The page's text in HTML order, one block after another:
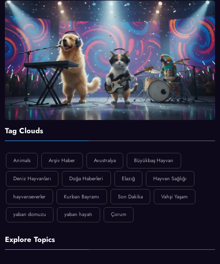
Tag Clouds
Animals Arşiv Haber Avustralya Büyükbaş Hayvan
Deniz Hayvanları Doğa Haberleri Elazığ Hayvan Sağlığı
hayvanseverler Kurban Bayramı Son Dakika Vahşi Yaşam
yaban domuzu yaban hayatı Çorum
Explore Topics